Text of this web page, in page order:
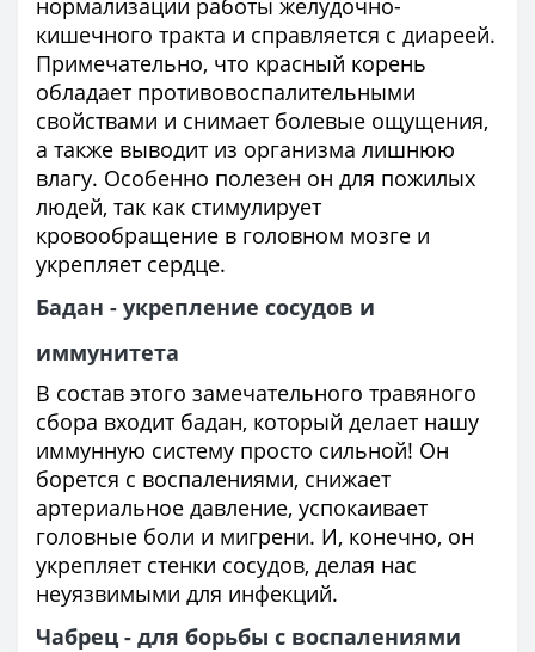
кишечного тракта и справляется с диареей.
Примечательно, что красный корень
обладает противовоспалительными
свойствами и снимает болевые ощущения,
а также выводит из организма лишнюю
влагу. Особенно полезен он для пожилых
людей, так как стимулирует
кровообращение в головном мозге и
укрепляет сердце.
Бадан - укрепление сосудов и
иммунитета
В состав этого замечательного травяного
сбора входит бадан, который делает нашу
иммунную систему просто сильной! Он
борется с воспалениями, снижает
артериальное давление, успокаивает
головные боли и мигрени. И, конечно, он
укрепляет стенки сосудов, делая нас
неуязвимыми для инфекций.
Чабрец - для борьбы с воспалениями